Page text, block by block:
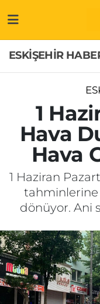
ESKİŞEHİR
1
Hava
Hava
1 Haziran
tahminlerine
dönüyor. Ani
GÜNDEM
ASAYİŞ
SİYASET
EKONOMİ
SAĞLIK
SPOR
MAGAZİN
Hakkımızda
İletişim
Künye
Odunpazarı
Süper Lig
Tüm
Son Dakika
Haber Arşivi